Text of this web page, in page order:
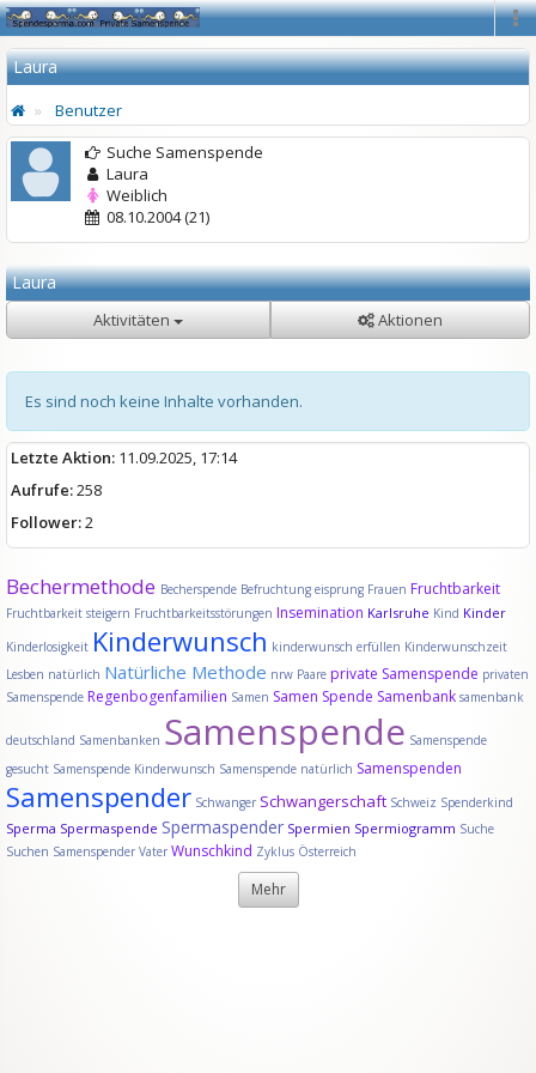
Laura
Benutzer
Suche Samenspende
Laura
Weiblich
08.10.2004 (21)
Laura
Aktivitäten Aktionen
Es sind noch keine Inhalte vorhanden.
Letzte Aktion: 11.09.2025, 17:14
Aufrufe:258
Follower:2
Bechermethode Becherspende Befruchtung eisprung Frauen Fruchtbarkeit
Fruchtbarkeit steigern Fruchtbarkeitsstörungen Insemination Karlsruhe Kind Kinder
Kinderlosigkeit Kinderwunsch kinderwunsch erfüllen Kinderwunschzeit
Lesben natürlich Natürliche Methode nrw Paare private Samenspende privaten
Samenspende Regenbogenfamilien Samen Samen Spende Samenbank samenbank
deutschland Samenbanken Samenspende Samenspende
gesucht Samenspende Kinderwunsch Samenspende natürlich Samenspenden
Samenspender Schwanger Schwangerschaft Schweiz Spenderkind
Sperma Spermaspende Spermaspender Spermien Spermiogramm Suche
Suchen Samenspender Vater Wunschkind Zyklus Österreich
Mehr